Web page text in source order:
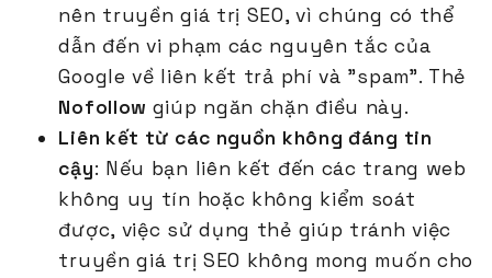
nên truyền giá trị SEO, vì chúng có thể
dẫn đến vi phạm các nguyên tắc của
Google về liên kết trả phí và "spam". Thẻ
Nofollow giúp ngăn chặn điều này.
Liên kết từ các nguồn không đáng tin
cậy: Nếu bạn liên kết đến các trang web
không uy tín hoặc không kiểm soát
được, việc sử dụng thẻ giúp tránh việc
truyền giá trị SEO không mong muốn cho